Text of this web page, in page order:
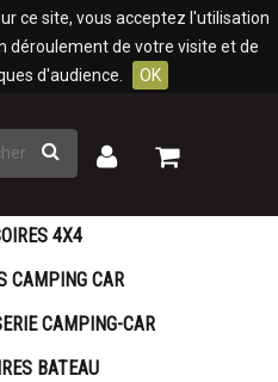
ce site, vous acceptez l'utilisation
déroulement de votre visite et de
d'audience.
OK
Rechercher
Mon
Mon
4X4
CAMPING CAR
CAMPING-CAR
BATEAU